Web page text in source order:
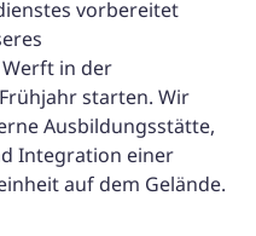
vorbereitet
in der
starten. Wir
Ausbildungsstätte,
Integration einer
auf dem Gelände.